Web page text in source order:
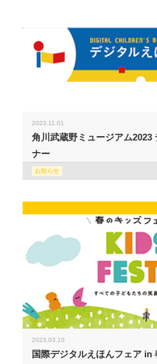
2023.11.01
角川武蔵野ミュージアム2023
ナー
お知らせ
2023.03.10
国際デジタルえほんフェア in